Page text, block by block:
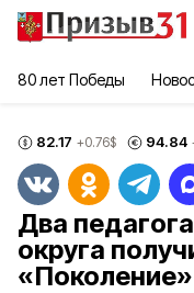
80 лет Победы
82.17 +0.76$ 94.84
Два
округа
«Поколение»